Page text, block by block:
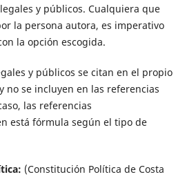
y públicos. Cualquiera que
la persona autora, es imperativo
la opción escogida.
y públicos se citan en el propio
no se incluyen en las referencias
las referencias
está fórmula según el tipo de
(Constitución Política de Costa